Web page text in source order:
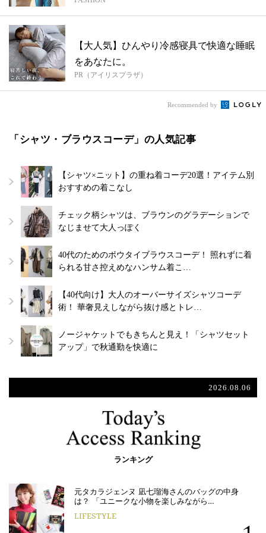
【大人気】ひんやり冷感寝具で快適な睡眠
をあなたに。
PR（アイリスプラザ）
Recommended by
「シャツ・ブラウスコーデ」の人気記事
【シャツ×ニット】の重ね着コーデ20選！アイテム別
おすすめの着こなし
チェック柄シャツは、ブラウンのグラデーションで
なじませて大人っぽく
40代のためのボウタイブラウスコーデ！ 照れずに着
られる甘さ控えめなハンサム着こ…
【40代向け】大人のオーバーサイズシャツコーデ
術！ 華奢見えしながら抜け感とトレ…
ノージャケットでもきちんと見え！「シャツセット
アップ」で秋通勤を快適に
2026.08.06
ランキング
元タカラジェンヌ 凪七瑠海さんのバッグの中身
は？ 「ユニークな小物を楽しみながら…
LIFESTYLE